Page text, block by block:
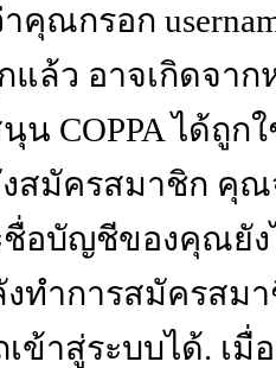
คุณกรอก
ล้ว อาจเกิดจาก
น COPPA ได้ถู
มัครสมาชิก คุ
ชื่อบัญชีของคุณยั
ำการสมัครสมา
ข้าสู่ระบบได้. เ